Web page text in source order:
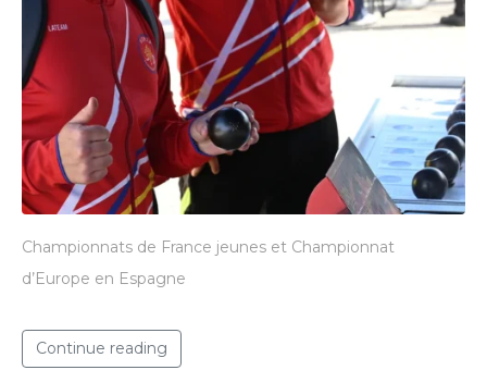
Championnats de France jeunes et Championnat
d’Europe en Espagne
Continue reading